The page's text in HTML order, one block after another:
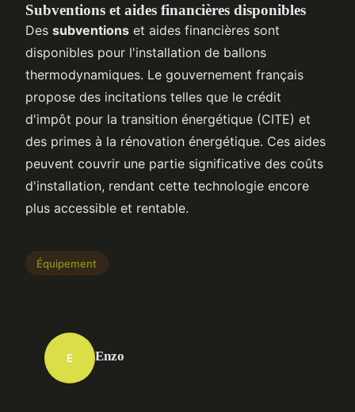
Subventions et aides financières disponibles
Des subventions et aides financières sont
disponibles pour l'installation de ballons
thermodynamiques. Le gouvernement français
propose des incitations telles que le crédit
d'impôt pour la transition énergétique (CITE) et
des primes à la rénovation énergétique. Ces aides
peuvent couvrir une partie significative des coûts
d'installation, rendant cette technologie encore
plus accessible et rentable.
Équipement
E Enzo